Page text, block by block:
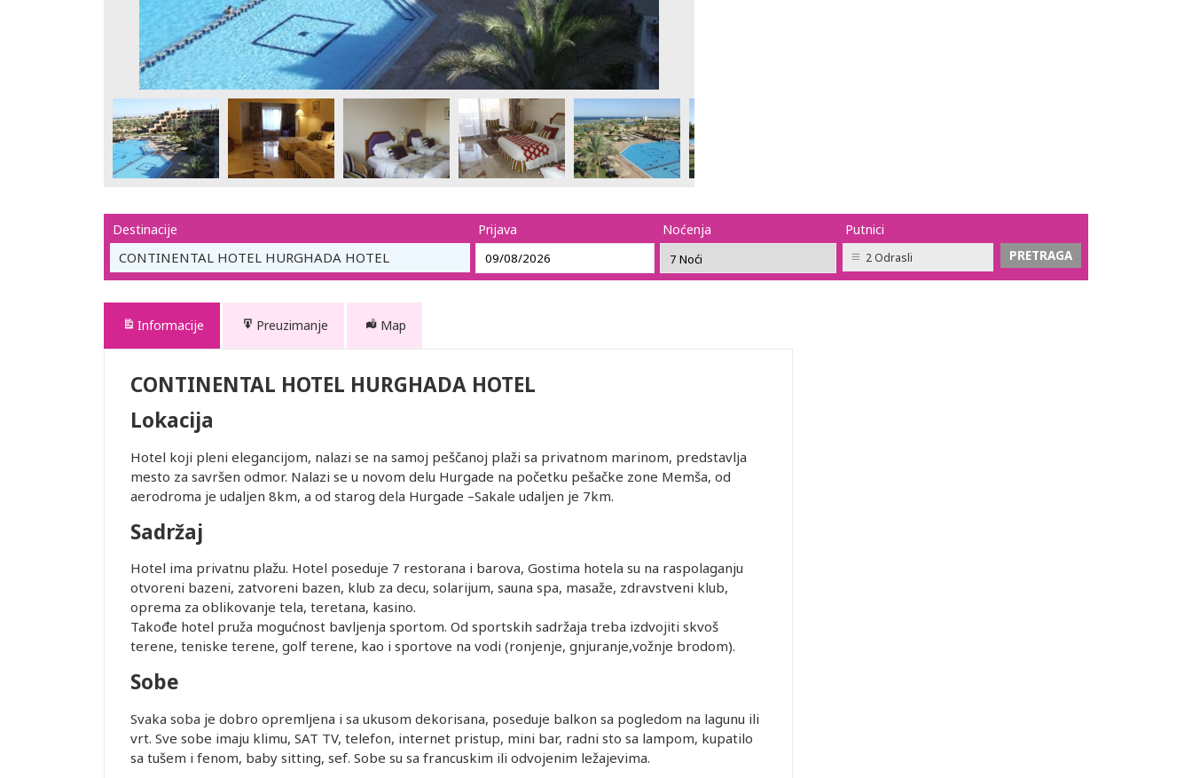
Destinacije
CONTINENTAL HOTEL HURGHADA HOTEL
Prijava Noćenja Putnici
2 Odrasli
Informacije Preuzimanje Map
CONTINENTAL HOTEL HURGHADA HOTEL
Lokacija
Hotel koji pleni elegancijom, nalazi se na samoj peščanoj plaži sa privatnom marinom, predstavlja
mesto za savršen odmor. Nalazi se u novom delu Hurgade na početku pešačke zone Memša, od
aerodroma je udaljen 8km, a od starog dela Hurgade –Sakale udaljen je 7km.
Sadržaj
Hotel ima privatnu plažu. Hotel poseduje 7 restorana i barova, Gostima hotela su na raspolaganju
otvoreni bazeni, zatvoreni bazen, klub za decu, solarijum, sauna spa, masaže, zdravstveni klub,
oprema za oblikovanje tela, teretana, kasino.
Takođe hotel pruža mogućnost bavljenja sportom. Od sportskih sadržaja treba izdvojiti skvoš
terene, teniske terene, golf terene, kao i sportove na vodi (ronjenje, gnjuranje,vožnje brodom).
Sobe
Svaka soba je dobro opremljena i sa ukusom dekorisana, poseduje balkon sa pogledom na lagunu ili
vrt. Sve sobe imaju klimu, SAT TV, telefon, internet pristup, mini bar, radni sto sa lampom, kupatilo
sa tušem i fenom, baby sitting, sef. Sobe su sa francuskim ili odvojenim ležajevima.